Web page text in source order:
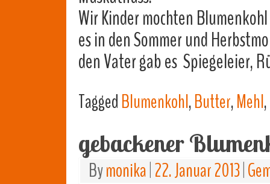
Wir Kinder mochten
es in den Sommer und
den Vater gab es Spiegeleier,
TaggedBlumenkohl,Butter,Mehl,
gebackener
Bymonika 22. Januar 2013